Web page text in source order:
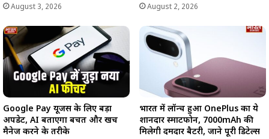
August 3, 2026 August 2, 2026
Google Pay यूजर्स के लिए बड़ा
अपडेट, AI बताएगा बचत और खर्च
मैनेज करने के तरीके
भारत में लॉन्च हुआ OnePlus का ये
शानदार स्मार्टफोन, 7000mAh की
मिलेगी दमदार बैटरी, जाने पूरी डिटेल्स